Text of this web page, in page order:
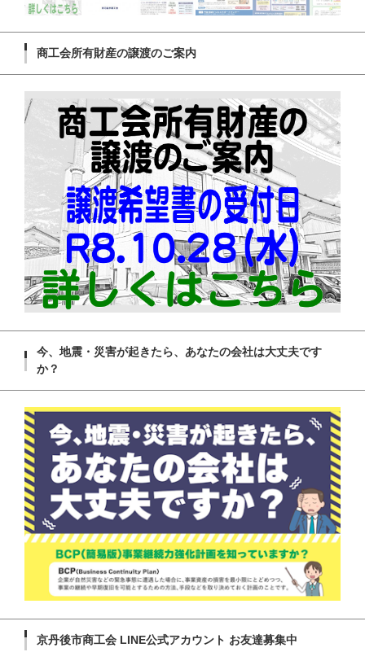
商工会所有財産の譲渡のご案内
今、地震・災害が起きたら、あなたの会社は大丈夫です
か？
京丹後市商工会 LINE公式アカウント お友達募集中